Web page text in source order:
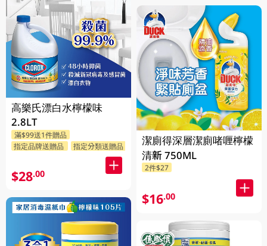
高樂氏漂白水檸檬味
2.8LT
滿$99送1件贈品
指定品牌送贈品
指定分類送贈品
$28.00
潔廁得深層潔廁啫喱檸檬
清新 750ML
2件$27
$16.00